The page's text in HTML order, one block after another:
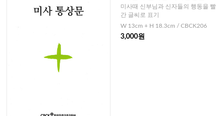
미사때 신부님과 신자들의 행동을 빨
간 글씨로 표기
W 13cm + H 18.3cm / CBCK206
3,000원